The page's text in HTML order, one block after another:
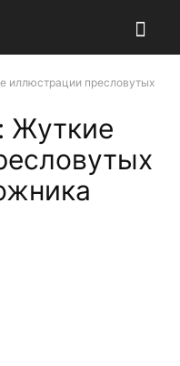
иллюстрации пресловутых
Жуткие